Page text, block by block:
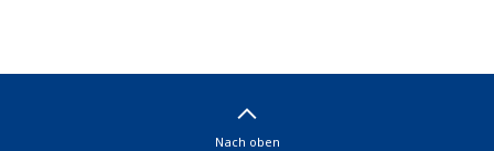
Nach oben